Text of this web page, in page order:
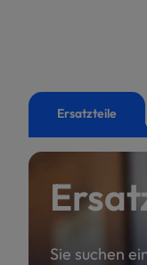
Ersatzteile
Sie suchen